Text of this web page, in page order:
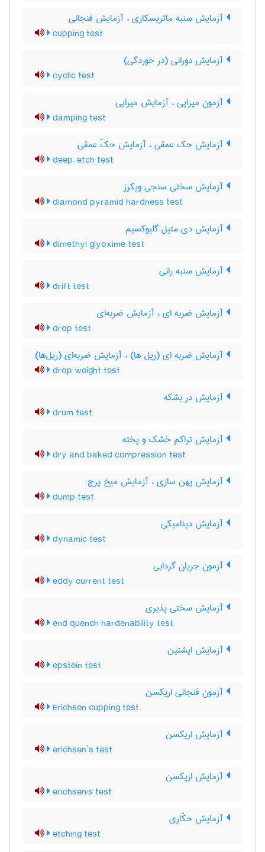
آزمایش سنبه ماتریسکاری ، آزمایش فنجانی
cupping test
آزمایش دورانی (در خوردگی)
cyclic test
آزمون میرایی ، آزمایش میرایی
damping test
آزمایش حک عمقی ، آزمایش حکّ عمقی
deep-etch test
آزمایش سختی سنجی ویکرز
diamond pyramid hardness test
آزمایش دی متیل گلیوکسیم
dimethyl glyoxime test
آزمایش سنبه رانی
drift test
آزمایش ضربه ای ، آزمایش ضربه‌ای
drop test
آزمایش ضربه ای (ریل ها) ، آزمایش ضربه‌ای (ریل‌ها)
drop weight test
آزمایش در بشکه
drum test
آزمایش تراکم خشک و پخته
dry and baked compression test
آزمایش پهن سازی ، آزمایش میخ پرچ
dump test
آزمایش دینامیکی
dynamic test
آزمون جریان گردابی
eddy current test
آزمایش سختی پذیری
end quench hardenability test
آزمایش اپشتین
epstein test
آزمون فنجانی اریکسن
Erichsen cupping test
آزمایش اریکسن
erichsen’s test
آزمایش اریکسن
erichsen's test
آزمایش حکّاری
etching test